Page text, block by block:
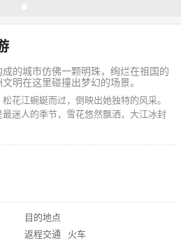
的城市仿佛一颗明珠，绚烂在祖国的
明在这里碰撞出梦幻的场景。
花江蜿蜒而过，倒映出她独特的风采。
迷人的季节，雪花悠然飘洒，大江冰封
目的地点
返程交通
火车